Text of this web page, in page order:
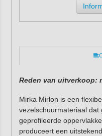
Reden van uitverkoop:
Mirka Mirlon is een
vezelschuurmateriaal dat
geprofileerde
produceert een